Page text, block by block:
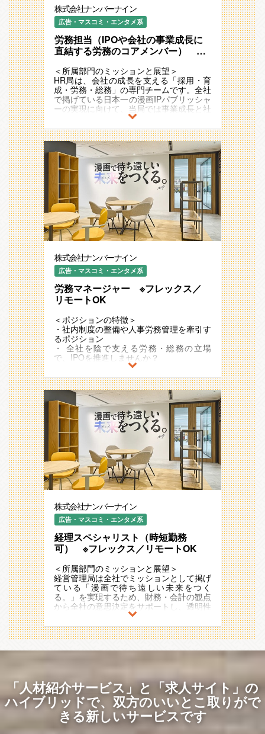
るのか、どうすれば学び合いが活発になる
のか。すべてを考え、実行し、結果を出す
面白さがあります。
「社員の成長を会社の成長につなげたい」
という熱い想いを持っている方。「育成を
通じて、会社のカルチャーを創り上げた
そんな熱い「本気こそ愛」マインドをお持
ちの方からのご応募をぜひお待ちしていま
す！
・ やりがいのある環境で学びながら成長
できる ：自分の成長が会社の成長に繋が
る
＜所属部門からのメッセージ＞
ナンバーナインは、漫画IPの価値を最大化
するために、最高の仲間と共に挑戦し続け
る会社です。私たちHR局は、単なる管理
部門ではなく、社員の成長と会社の成長を
両立させる役割を担っています。
育成は、会社の未来を形作る重要なミッシ
ョンです。どんな環境なら社員が成長でき
るのか、どうすれば学び合いが活発になる
のか。すべてを考え、実行し、結果を出す
面白さがあります。
「社員の成長を会社の成長につなげたい」
という熱い想いを持っている方。
「育成を通じて、会社のカルチャーを創り
上げたい」と思っている方。
そんな熱い「本気こそ愛」マインドをお持
ちの方からのご応募をぜひお待ちしていま
す！
事業の土台をつくる挑戦です。
このポジションでは、経理基盤を整える責
任者として、以下の課題を横断的にリード
していただきます。
・月次・年次決算の精度向上と業務フロー
の標準化
・IPO準備に向けた内部統制・監査対応の
強化
「単なる数字の管理ではなく、『この会社
の未来を支える盤石な財務基盤』を築き上
案から実行、そして事業成長への貢献ま
で、フロントラインで活躍いただける方を
お迎えしたいと考えています。
＜主な業務内容＞
・組織マネジメント ・ メンバー育成
・請求書や経費精算の仕分け
・支払い準備、レポート作成（スプレッド
シート・社内システム利用）
・月次・年次の帳簿締め、決算業務 ・財
務諸表の作成
・監査法人、証券会社、金融機関の対応
・内部統制、会計基準対応
・経営判断のサポート
＜やりがい・おもしろさ＞
・ 経営に直結する採用 ：経営層と近い距
離で採用戦略を立案できる
・ IPO準備フェーズに携われる ：組織の
仕組みづくりから関われる
・ 裁量の大きさとスピード感 ：変化を楽
しみながらチャレンジできる
・ 採用広報の強化 ：自社ブランディング
を通じて、業界トップレベルの採用力を構
築
＜所属部門からのメッセージ＞
経営管理局は全社でミッションとして掲げ
ている「漫画で待ち遠しい未来をつく
る。」というミッションの実現に向けて、
日々邁進しております。経理部では上場準
備を進めており、決算の早期化・正確化、
会計基準への対応、内部統制の整備など、
多岐にわたる課題に取り組んでいます。
今回、経理マネージャーとしてご参画いた
だく方に、すべてのご経験が揃っている必
要はないと考えています。未経験の領域が
あってもキャッチアップしながらキャリア
を前に進めたい方、漫画が好きで、自分の
スキルを活かすなら“好きなドメインの会
社で働きたい”という想いを持つ方
――そんな熱い想いを持つ方と、一緒に高
＜先輩社員インタビュー記事＞
https://note.com/no9media/n/nc2ed72f36b6f
株式会社ナンバーナイン
広告・マスコミ・エンタメ系
労務担当（IPOや会社の事業成長に
直結する労務のコアメンバー） ※
＜所属部門のミッションと展望＞
HR局は、会社の成長を支える「採用・育
成・労務・総務」の専門チームです。全社
で掲げている日本一の漫画IPパブリッシャ
ーの実現に向けて、当局では事業成長と社
員成長を支える環境を作り上げることをミ
ッションとしています。
直近では、人事・総務領域をIPO水準に引
き上げることをマイルストーンに設定し、
社員一人ひとりが安心してパフォーマンス
を発揮できる労務環境・設備環境づくりに
取り組んでいます。
そして、中長期的には、日本一の漫画IPパ
ブリッシャーを支える『日本一のHR局』
の実現を目指します。
社員一人ひとりがやりがいや楽しさを最大
限に感じながら、おもしろい作品が生まれ
続ける環境を創り上げていきます。
＜本ポジションの役割／解決すべき課題＞
このポジションは、IPOや会社の事業成長
に直結する労務のコアメンバーです。
労務担当として、「社員が安心して働ける
環境」をつくりあげていただきます。
現在の課題は、労務環境の整備、給与・勤
怠管理の効率化、社員サポート体制の強化
です。そこを一緒に突破してくれる仲間を
探しています。
＜主な業務内容＞
・労務管理全般（給与計算、勤怠管理、社
・労務リスク管理（労働基準法・労働安全
衛生法の遵守など）
・社員からの労務関連の相談対応
・外部機関との調整業務（労働基準監督
署、社会保険事務所等）
＜やりがい・おもしろさ＞
・ 成長企業の中核メンバーとして、日本
一の組織づくりに関われる
・ ルールを作るだけでなく、経営陣とと
もに制度設計から携われる
・ 「働きやすい環境づくり」を推進し、
・ 労務・総務の枠を超えた幅広い業務に
挑戦できる
＜所属部門からのメッセージ＞
ナンバーナインは、漫画IPの価値を最大化
するために、最高の仲間と共に挑戦し続け
る会社です。HR局は、単なる管理部門で
はなく、社員の成長と会社の成長を両立さ
せる役割を担っています。
労務管理は、社員が安心して働ける環境を
作るための基盤です。労働法規や制度をし
っかり理解し、社員の生活を支える重要な
役割を果たしていきます。業務の中で成長
を感じると共に、会社の成長にも貢献でき
るやりがいのある仕事です。
したい」 「社員が安心して働ける環境を
作りたい」 そのような想いを持った方か
らのご応募をお待ちしています！
株式会社ナンバーナイン
広告・マスコミ・エンタメ系
労務マネージャー ※フレックス／
リモートOK
＜ポジションの特徴＞
・社内制度の整備や人事労務管理を牽引す
るポジション
・ 全社を陰で支える労務・総務の立場
で、IPOを推進しませんか？
・ 好きを仕事に！ 漫画好きの集まる職場
です。
＜役割＞
同社は現在IPO本格準備中であり、組織基
盤の強化が急務となっています。
総務・労務領域の責任者として、社内制度
の整備や人事労務管理を牽引いただける方
を募集します。
◆主な業務内容
・総務・労務部門の統括（メンバーマネジ
メント含む）
・労務管理全般（給与データ集計、社会保
険手続き、就業規則の整備等）
・IPO準備に伴うガバナンス体制の強化
（規程整備、リスク管理等）
・福利厚生の企画・運営
・社内環境の整備・ファシリティ管理
・各種社内イベントの運営
その他、同社が掲げるMissionの実現に向
けて、会社の生産性を最大化にする為の仕
組みの企画・策定から実装まで、オフィス
マネジメントのプロとして、あらゆる領域
で社員をサポートする役割を担っていただ
＜利用システム＞
freee会計・マイクロソフトオフィス・
Slack・スプレッドシート・Adobe等
このポジションでは、単なるオペレーショ
ン業務にとどまらず、 「会社の未来を支
える基盤をつくる」 ことが求められま
す。
例）
・会社の成長フェーズに合わせた 労務環
株式会社ナンバーナイン
広告・マスコミ・エンタメ系
経理スペシャリスト（時短勤務
可） ※フレックス／リモートOK
＜所属部門のミッションと展望＞
経営管理局は全社でミッションとして掲げ
ている「漫画で待ち遠しい未来をつく
る。」を実現するため、財務・会計の観点
から全社の意思決定をサポートし、透明性
の高い経営を支える役割を担っています。
現在、月次・年次決算の精度向上や業務効
率化を進めるとともに、IPOを見据えた財
業を経理面からしっかり支えるため、より
高度な経理体制・内部統制へ進化が必要な
み重ねる姿勢をもって取り組んでいます。
中長期的には、経営に貢献する「攻めの経
理」へ進化すべく、スケールする経理体制
を一緒に築いていく仲間を募集していま
す。
「人材紹介サービス」と「求人サイト」の
ハイブリッドで、 双方のいいとこ取りがで
きる新しいサービスです